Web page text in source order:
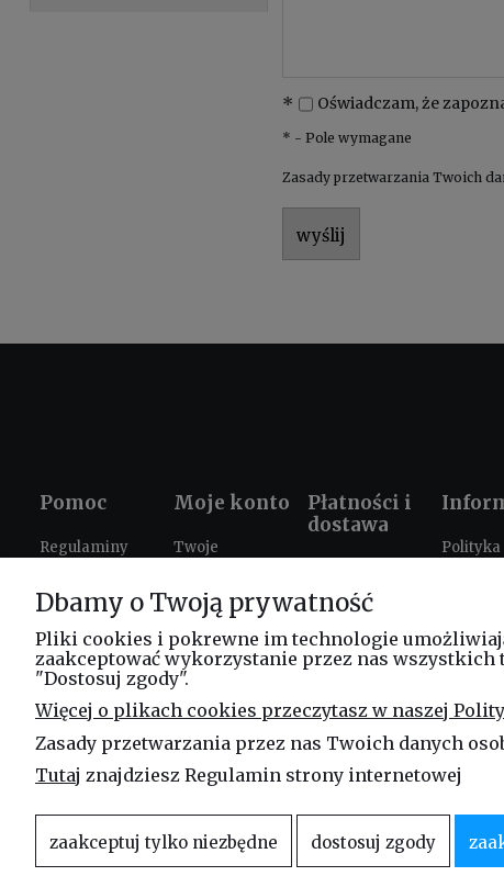
* Oświadczam, że
* - Pole wymagane
Zasady przetwarzania Twoich
wyślij
Pomoc
Regulaminy
plików cookies
Zwroty i
reklamacje
FAQ
Moje konto
Twoje
Ustawienia
Płatności i
dostawa
Czas i koszty
Polityka
Leasing
Blog
Dbamy o Twoją prywatność
Pliki cookies i pokrewne im technologie
zaakceptować wykorzystanie przez nas
"Dostosuj zgody".
Więcej o plikach cookies przeczytasz w naszej
Zasady przetwarzania przez nas Twoich danych
Tutaj znajdziesz Regulamin strony internetowej
zaakceptuj tylko niezbędne dostosuj zgody